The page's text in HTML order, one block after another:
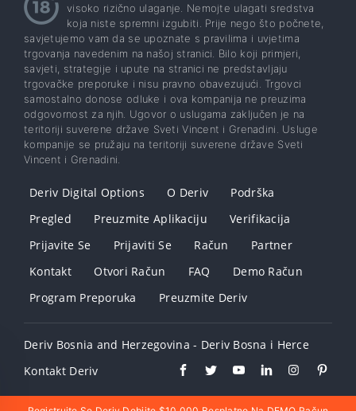
visoko rizično ulaganje. Nemojte ulagati sredstva
koja niste spremni izgubiti. Prije nego što počnete,
savjetujemo vam da se upoznate s pravilima i uvjetima
trgovanja navedenim na našoj stranici. Bilo koji primjeri,
savjeti, strategije i upute na stranici ne predstavljaju
trgovačke preporuke i nisu pravno obavezujući. Trgovci
samostalno donose odluke i ova kompanija ne preuzima
odgovornost za njih. Ugovor o uslugama zaključen je na
teritoriji suverene države Sveti Vincent i Grenadini. Usluge
kompanije se pružaju na teritoriji suverene države Sveti
Vincent i Grenadini.
Deriv Digital Options O Deriv
Podrška
Pregled
Preuzmite Aplikaciju
Verifikacija
Prijavite Se
Prijaviti Se Račun
Partner
Kontakt
Otvori Račun FAQ
Demo Račun
Program Preporuka
Preuzmite Deriv
Deriv Bosnia and Herzegovina - Deriv Bosna i Herce
Kontakt Deriv